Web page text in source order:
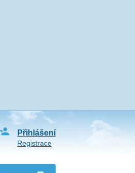
Přihlášení
Registrace